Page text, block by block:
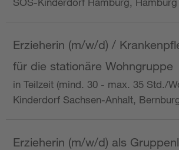
Erzieherin (m/w/d) /
für die stationäre Wohngruppe
in Teilzeit (mind. 30 - max. 35 Std./
Kinderdorf Sachsen-Anhalt,
Erzieherin (m/w/d) als